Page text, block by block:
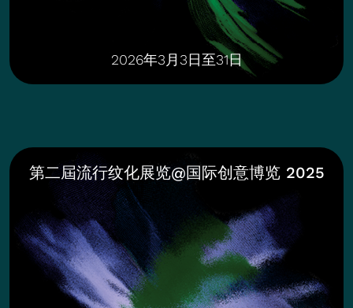
2026年3月3日至31日
第二屆流行纹化展览@国际创意博览 2025